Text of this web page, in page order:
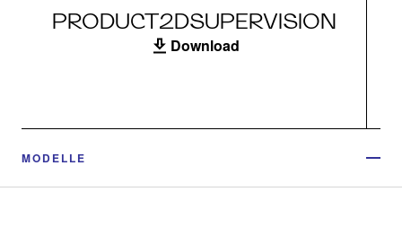
PRODUCT2DSUPERVISION
Download
MODELLE